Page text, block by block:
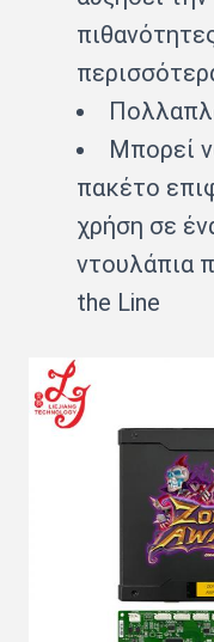
Μπορεί
πακέτο
χρήση σε
ντουλάπια
the Line